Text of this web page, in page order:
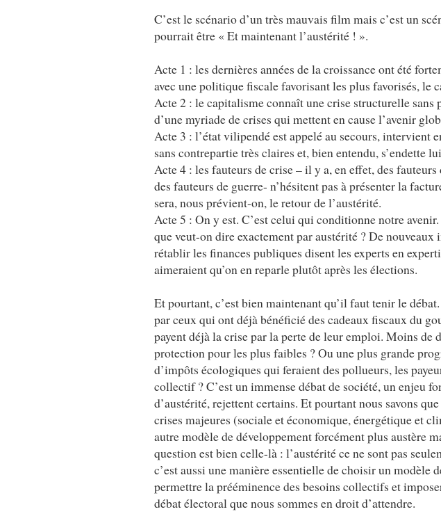
C’est le scénario d’un très mauvais film mais c’est un
pourrait être « Et maintenant l’austérité ! ».
Acte 1 : les dernières années de la croissance ont été
avec une politique fiscale favorisant les plus favorisés, le
Acte 2 : le capitalisme connaît une crise structurelle sans
d’une myriade de crises qui mettent en cause l’avenir
Acte 3 : l’état vilipendé est appelé au secours, intervient
sans contrepartie très claires et, bien entendu, s’endette
Acte 4 : les fauteurs de crise – il y a, en effet, des
des fauteurs de guerre- n’hésitent pas à présenter la
sera, nous prévient-on, le retour de l’austérité.
Acte 5 : On y est. C’est celui qui conditionne notre
que veut-on dire exactement par austérité ? De
rétablir les finances publiques disent les experts en
aimeraient qu’on en reparle plutôt après les élections.
Et pourtant, c’est bien maintenant qu’il faut tenir le
par ceux qui ont déjà bénéficié des cadeaux fiscaux du
payent déjà la crise par la perte de leur emploi. Moins de
protection pour les plus faibles ? Ou une plus grande
d’impôts écologiques qui feraient des pollueurs, les
collectif ? C’est un immense débat de société, un enjeu
d’austérité, rejettent certains. Et pourtant nous savons
crises majeures (sociale et économique, énergétique et
autre modèle de développement forcément plus austère
question est bien celle-là : l’austérité ce ne sont pas
c’est aussi une manière essentielle de choisir un modèle
permettre la prééminence des besoins collectifs et
débat électoral que nous sommes en droit d’attendre.